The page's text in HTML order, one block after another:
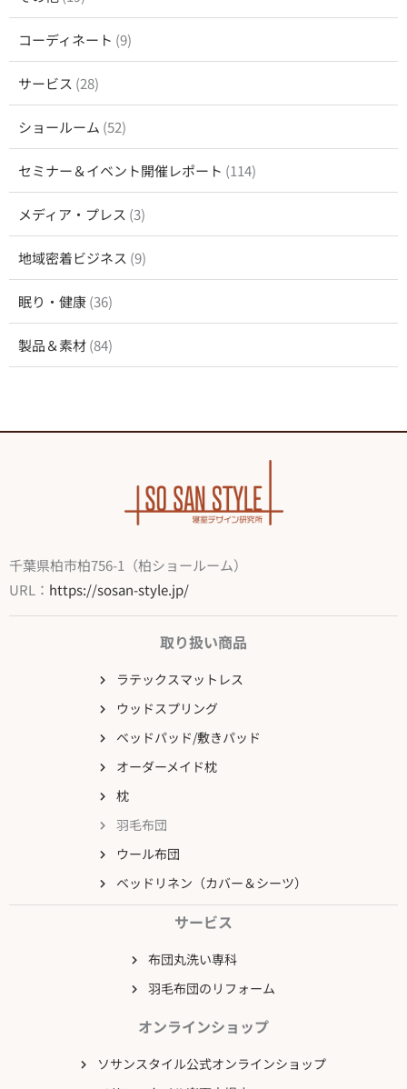
コーディネート (9)
サービス (28)
ショールーム (52)
セミナー＆イベント開催レポート (114)
メディア・プレス (3)
地域密着ビジネス (9)
眠り・健康(36)
製品＆素材(84)
取り扱い商品
ラテックスマットレス
ウッドスプリング
ベッドパッド/敷きパッド
オーダーメイド枕
枕
羽毛布団
ウール布団
ベッドリネン（カバー＆シーツ）
サービス
布団丸洗い専科
羽毛布団のリフォーム
オンラインショップ
ソサンスタイル公式オンラインショップ
千葉県柏市柏756-1（柏ショールーム）
URL： https://sosan-style.jp/